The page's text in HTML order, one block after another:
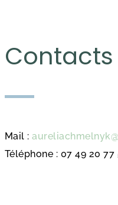
Contacts
Mail :
Téléphone : 07 49 20 77